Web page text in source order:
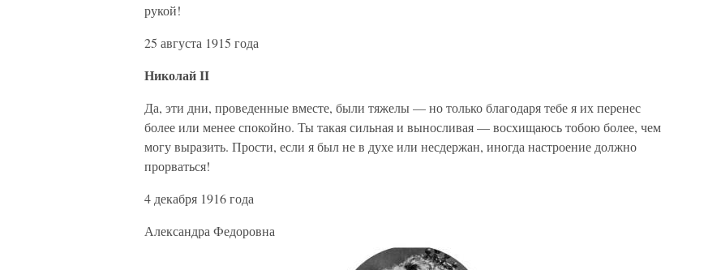
рукой!
25 августа 1915 года
Николай II
Да, эти дни, проведенные вместе, были тяжелы — но только благодаря тебе я их перенес
более или менее спокойно. Ты такая сильная и выносливая — восхищаюсь тобою более, чем
могу выразить. Прости, если я был не в духе или несдержан, иногда настроение должно
прорваться!
4 декабря 1916 года
Александра Федоровна